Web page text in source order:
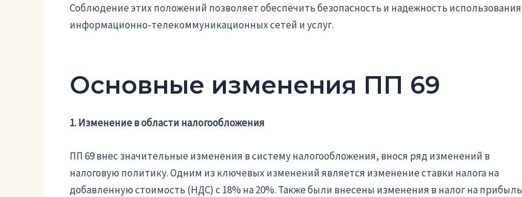
Соблюдение этих положений позволяет обеспечить безопасность и надежность использования
информационно-телекоммуникационных сетей и услуг.
Основные изменения ПП 69
1. Изменение в области налогообложения
ПП 69 внес значительные изменения в систему налогообложения, внося ряд изменений в
налоговую политику. Одним из ключевых изменений является изменение ставки налога на
добавленную стоимость (НДС) с 18% на 20%. Также были внесены изменения в налог на прибыль